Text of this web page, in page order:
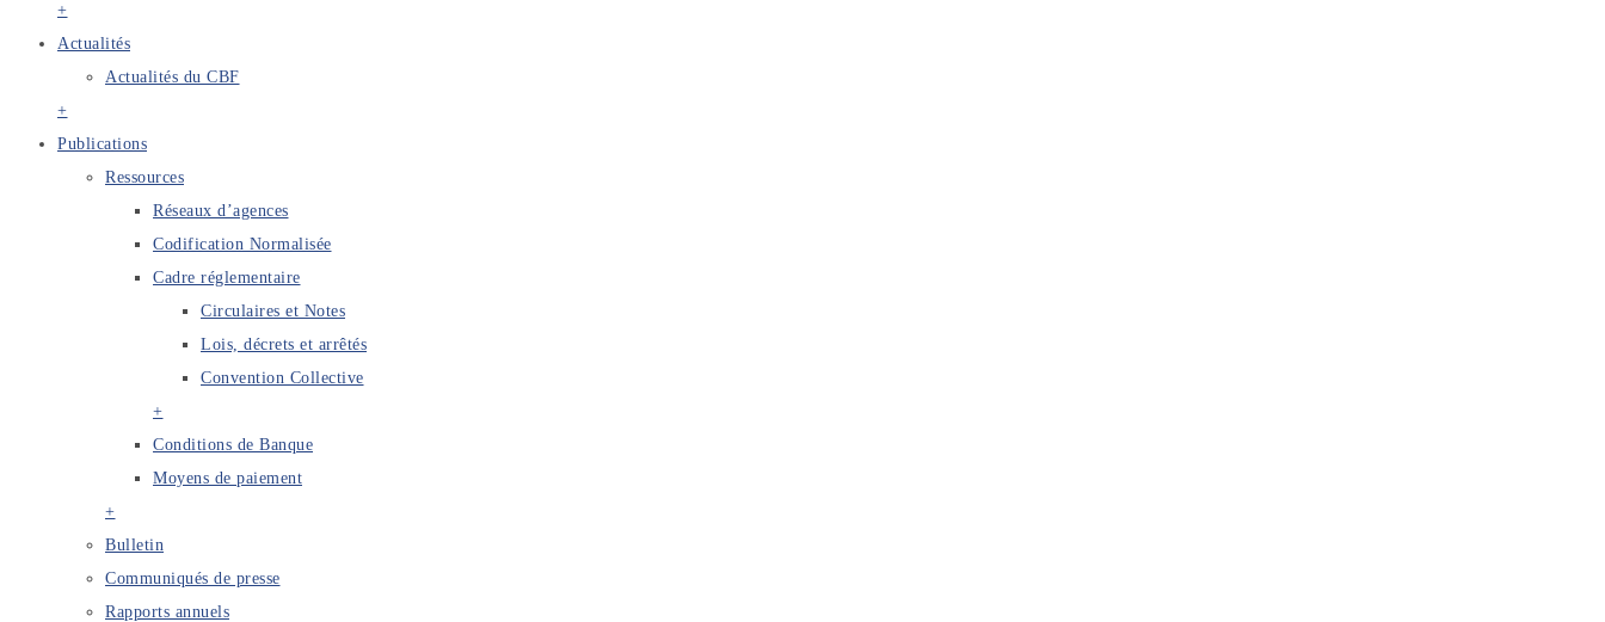
+
Actualités
Actualités du CBF
+
Publications
Ressources
Réseaux d’agences
Codification Normalisée
Cadre réglementaire
Circulaires et Notes
Lois, décrets et arrêtés
Convention Collective
+
Conditions de Banque
Moyens de paiement
+
Bulletin
Communiqués de presse
Rapports annuels